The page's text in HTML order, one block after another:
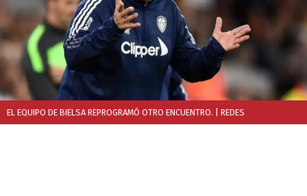
EL EQUIPO DE BIELSA REPROGRAMÓ OTRO ENCUENTRO. | REDES